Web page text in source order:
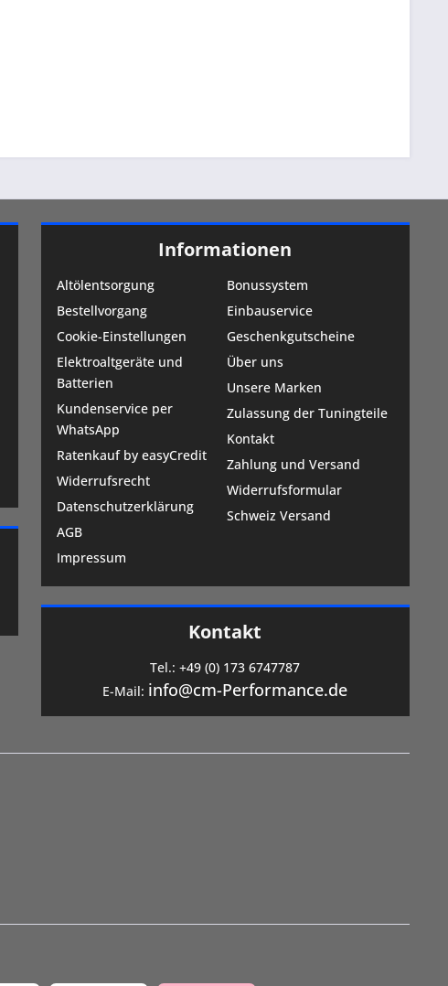
Informationen
Altölentsorgung
Bestellvorgang
Cookie-Einstellungen
Elektroaltgeräte und
Batterien
Kundenservice per
WhatsApp
Ratenkauf by easyCredit
Widerrufsrecht
Datenschutzerklärung
AGB
Impressum
Bonussystem
Einbauservice
Geschenkgutscheine
Über uns
Unsere Marken
Zulassung der Tuningteile
Kontakt
Zahlung und Versand
Widerrufsformular
Schweiz Versand
Kontakt
Tel.:+49 (0) 173 6747787
E-Mail: info@cm-Performance.de